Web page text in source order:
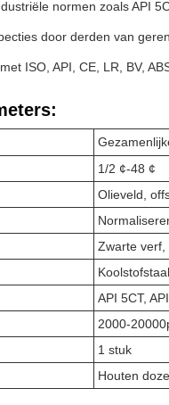
normen zoals API
door derden van
ISO, API, CE, LR, BV,
1/2 ¢-48 ¢
Olieveld,
Zwarte verf,
API 5CT,
2000-
1 stuk
Houten